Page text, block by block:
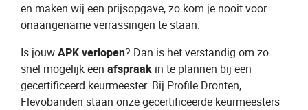
en maken wij een prijsopgave, zo kom je nooit voor
onaangename verrassingen te staan.
Is jouw ​APK verlopen? Dan is het verstandig om zo
snel mogelijk een ​ afspraak ​ in te plannen bij een
gecertificeerd keurmeester. Bij Profile Dronten,
Flevobanden staan onze gecertificeerde keurmeesters